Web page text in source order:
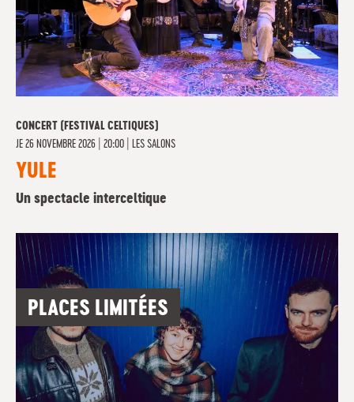
CONCERT (FESTIVAL CELTIQUES)
JE 26 NOVEMBRE 2026 | 20:00 LES SALONS
YULE
Un spectacle interceltique
PLACES LIMITÉES